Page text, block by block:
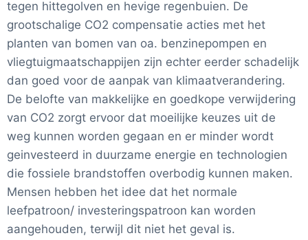
tegen hittegolven en hevige regenbuien. De
grootschalige CO2 compensatie acties met het
planten van bomen van oa. benzinepompen en
vliegtuigmaatschappijen zijn echter eerder schadelijk
dan goed voor de aanpak van klimaatverandering.
De belofte van makkelijke en goedkope verwijdering
van CO2 zorgt ervoor dat moeilijke keuzes uit de
weg kunnen worden gegaan en er minder wordt
geinvesteerd in duurzame energie en technologien
die fossiele brandstoffen overbodig kunnen maken.
Mensen hebben het idee dat het normale
leefpatroon/ investeringspatroon kan worden
aangehouden, terwijl dit niet het geval is.